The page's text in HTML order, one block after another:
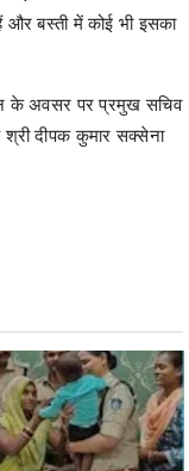
बस्ती में कोई भी इसका
के अवसर पर प्रमुख सचिव
दीपक कुमार सक्सेना